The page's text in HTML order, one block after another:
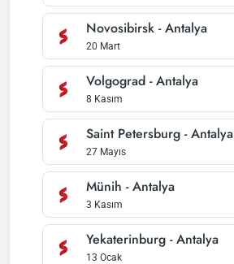
Novosibirsk -Antalya
20 Mart
Volgograd -Antalya
8 Kasım
Saint Petersburg -Antalya
27 Mayıs
Münih -Antalya
3 Kasım
Yekaterinburg -Antalya
13 Ocak